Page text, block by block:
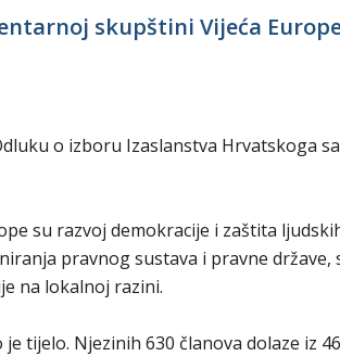
skupštini Vijeća
o izboru Izaslanstva Hrvatskoga
su razvoj demokracije i zaštita
pravnog sustava i pravne države,
na lokalnoj razini.
tijelo. Njezinih 630 članova dolaze iz